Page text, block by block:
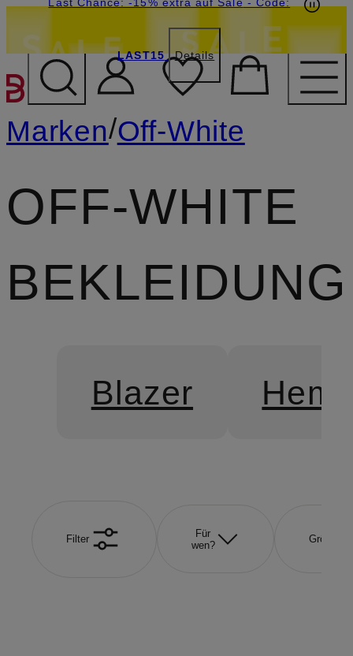
ZUM HAUPTINHALT
LAST15 Details
Marken/Off-White
OFF-WHITE
BEKLEIDUNG
Blazer
Filter
Für
wen?
Größe